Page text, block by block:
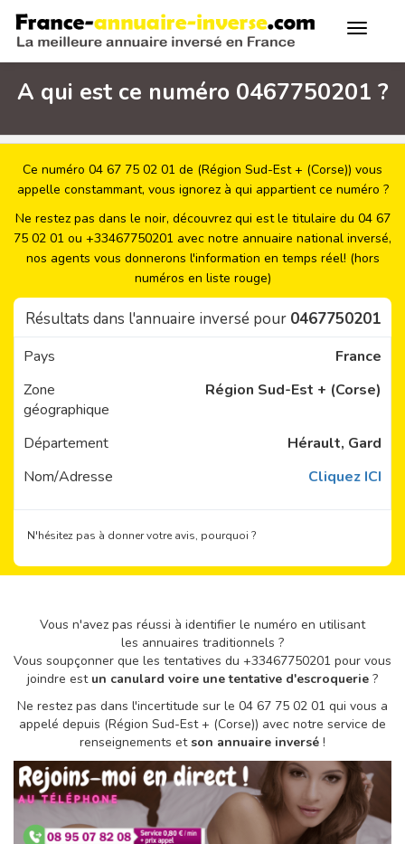
A qui est ce numéro 0467750201 ?
Ce numéro 04 67 75 02 01 de (Région Sud-Est + (Corse)) vous
appelle constammant, vous ignorez à qui appartient ce numéro ?
Ne restez pas dans le noir, découvrez qui est le titulaire du 04 67
75 02 01 ou +33467750201 avec notre annuaire national inversé,
nos agents vous donnerons l'information en temps réel! (hors
numéros en liste rouge)
Résultats dans l'annuaire inversé pour 0467750201
Pays
France
Zone
géographique
Région Sud-Est + (Corse)
Département
Hérault, Gard
Nom/Adresse
Cliquez ICI
N'hésitez pas à donner votre avis, pourquoi ?
Vous n'avez pas réussi à identifier le numéro en utilisant
les annuaires traditionnels ?
Vous soupçonner que les tentatives du +33467750201 pour vous
joindre est un canulard voire une tentative d'escroquerie ?
Ne restez pas dans l'incertitude sur le 04 67 75 02 01 qui vous a
appelé depuis (Région Sud-Est + (Corse)) avec notre service de
renseignements et son annuaire inversé !